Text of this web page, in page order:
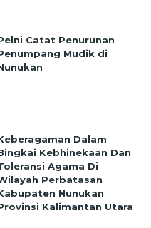
Catat Penurunan
Mudik di
Dalam
Kebhinekaan Dan
Agama Di
Perbatasan
Nunukan
Kalimantan Utara